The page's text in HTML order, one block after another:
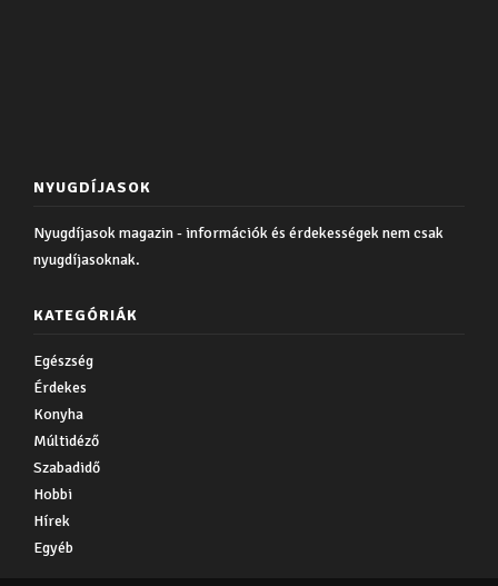
NYUGDÍJASOK
Nyugdíjasok magazin - információk és érdekességek nem csak
nyugdíjasoknak.
KATEGÓRIÁK
Egészség
Érdekes
Konyha
Múltidéző
Szabadidő
Hobbi
Hírek
Egyéb